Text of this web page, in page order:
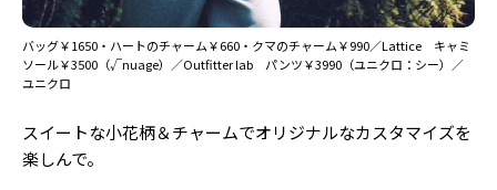
バッグ￥1650・ハートのチャーム￥660・クマのチャーム￥990／Lattice キャミ
ソール￥3500（√nuage）／Outfitter lab パンツ￥3990（ユニクロ：シー）／
ユニクロ
スイートな小花柄＆チャームでオリジナルなカスタマイズを
楽しんで。